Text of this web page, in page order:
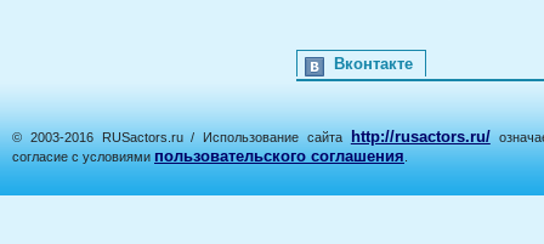
Вконтакте
© 2003-2016 RUSactors.ru / Использование сайта http://rusactors.ru/
согласие с условиями пользовательского соглашения